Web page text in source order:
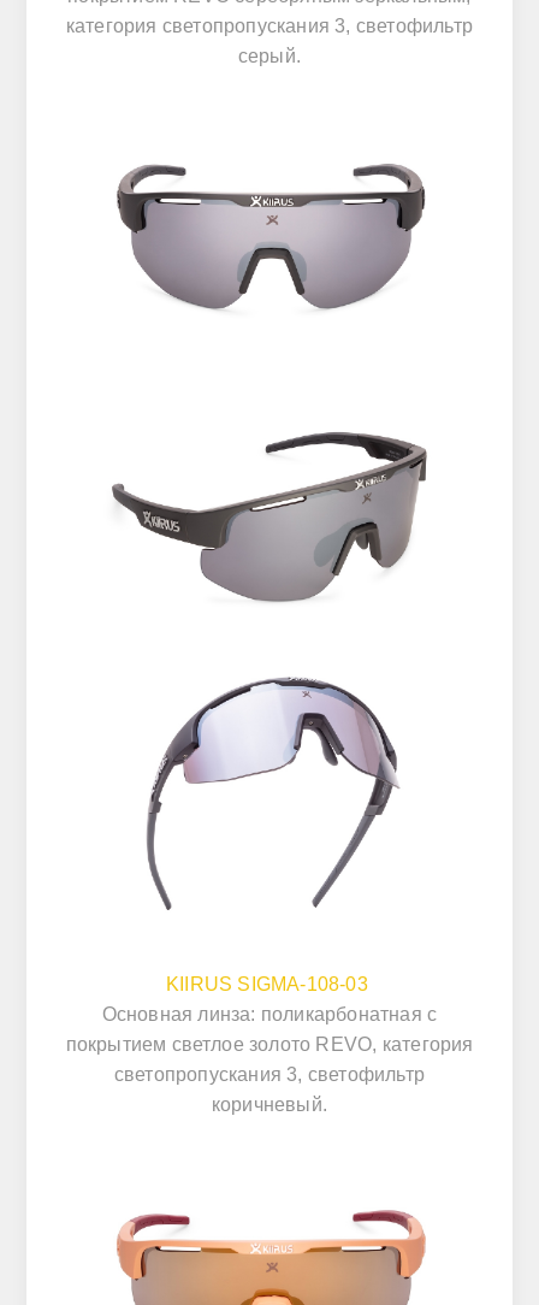
категория светопропускания 3, светофильтр
серый.
KIIRUS SIGMA-108-03
Основная линза: поликарбонатная с
покрытием светлое золото REVO, категория
светопропускания 3, светофильтр
коричневый.